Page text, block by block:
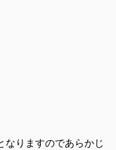
なりますのであらかじ